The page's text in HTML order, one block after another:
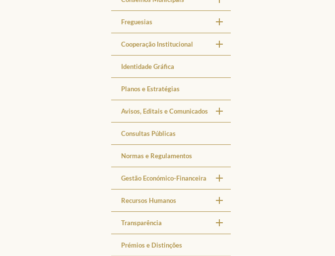
Freguesias
Cooperação Institucional
Identidade Gráfica
Planos e Estratégias
Avisos, Editais e Comunicados
Consultas Públicas
Normas e Regulamentos
Gestão Económico-Financeira
Recursos Humanos
Transparência
Prémios e Distinções